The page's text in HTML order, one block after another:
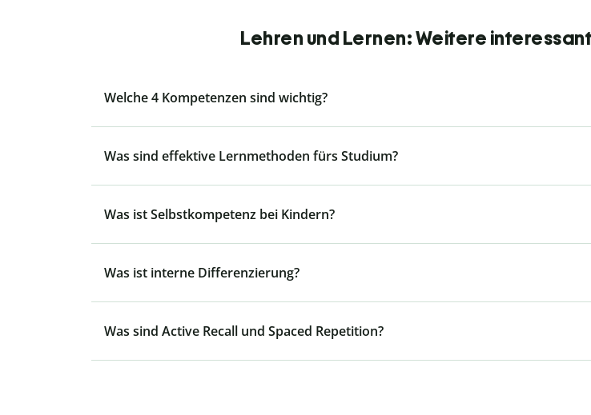
Lehren und Lernen: Weitere
Welche 4 Kompetenzen sind wichtig?
Was sind effektive Lernmethoden fürs Studium?
Was ist Selbstkompetenz bei Kindern?
Was ist interne Differenzierung?
Was sind Active Recall und Spaced Repetition?